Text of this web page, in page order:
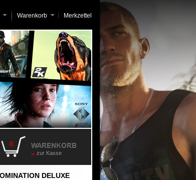
Merkzettel
Warenkorb
0
zur Kasse
DELUXE